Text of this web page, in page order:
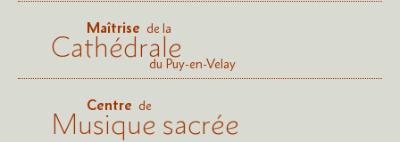
Maîtrise de la
Cathédraledu Puy-en-Velay
Centre de
Musique sacrée